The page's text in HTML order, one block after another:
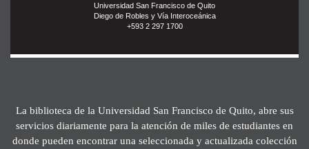
Universidad San Francisco de Quito
Diego de Robles y Vía Interoceánica
+593 2 297 1700
La biblioteca de la Universidad San Francisco de Quito, abre sus
servicios diariamente para la atención de miles de estudiantes en
donde pueden encontrar una seleccionada y actualizada colección